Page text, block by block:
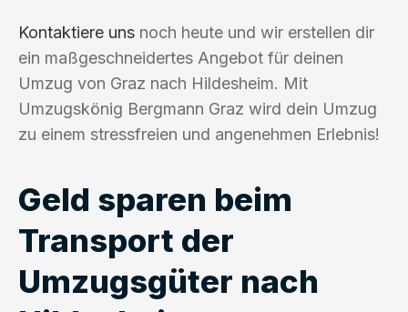
Kontaktiere uns noch heute und wir erstellen dir
ein maßgeschneidertes Angebot für deinen
Umzug von Graz nach Hildesheim. Mit
Umzugskönig Bergmann Graz wird dein Umzug
zu einem stressfreien und angenehmen Erlebnis!
Geld sparen beim
Transport der
Umzugsgüter nach